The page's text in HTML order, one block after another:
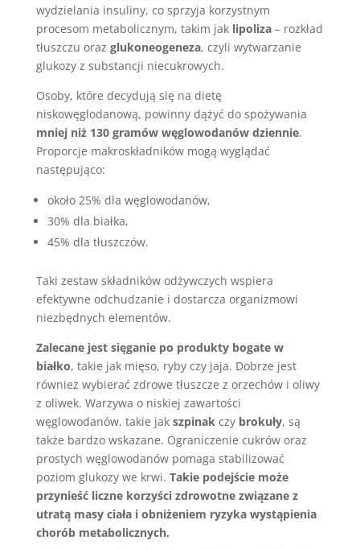
wydzielania insuliny, co sprzyja korzystnym
procesom metabolicznym, takim jak lipoliza– rozkład
tłuszczu oraz glukoneogeneza, czyli wytwarzanie
glukozy z substancji niecukrowych.
Osoby, które decydują się na dietę
niskowęglodanową, powinny dążyć do spożywania
mniej niż 130 gramów węglowodanów dziennie.
Proporcje makroskładników mogą wyglądać
następująco:
około 25% dla węglowodanów,
30% dla białka,
45% dla tłuszczów.
Taki zestaw składników odżywczych wspiera
efektywne odchudzanie i dostarcza organizmowi
niezbędnych elementów.
Zalecane jest sięganie po produkty bogate w
białko, takie jak mięso, ryby czy jaja. Dobrze jest
również wybierać zdrowe tłuszcze z orzechów i oliwy
z oliwek. Warzywa o niskiej zawartości
węglowodanów, takie jak szpinakczy brokuły, są
także bardzo wskazane. Ograniczenie cukrów oraz
prostych węglowodanów pomaga stabilizować
poziom glukozy we krwi. Takie podejście może
przynieść liczne korzyści zdrowotne związane z
utratą masy ciała i obniżeniem ryzyka wystąpienia
chorób metabolicznych.